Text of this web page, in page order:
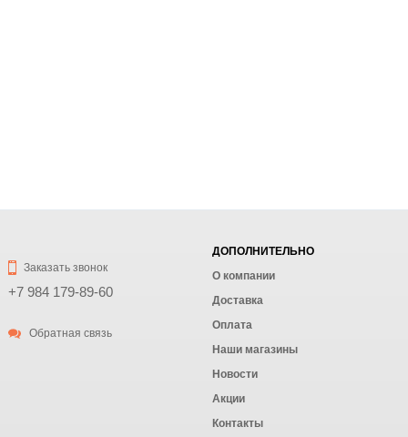
Заказать звонок
+7 984 179-89-60
Обратная связь
ДОПОЛНИТЕЛЬНО
О компании
Доставка
Оплата
Наши магазины
Новости
Акции
Контакты